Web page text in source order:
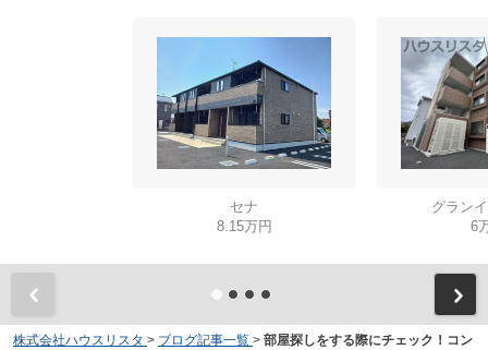
セナ
8.15万円
グラン
6
株式会社ハウスリスタ > ブログ記事一覧 > 部屋探しをする際にチェック！コン